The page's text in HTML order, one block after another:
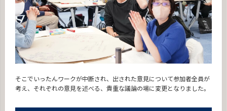
そこでいったんワークが中断され、出された意見について参加者全員が
考え、それぞれの意見を述べる、貴重な議論の場に変更となりました。